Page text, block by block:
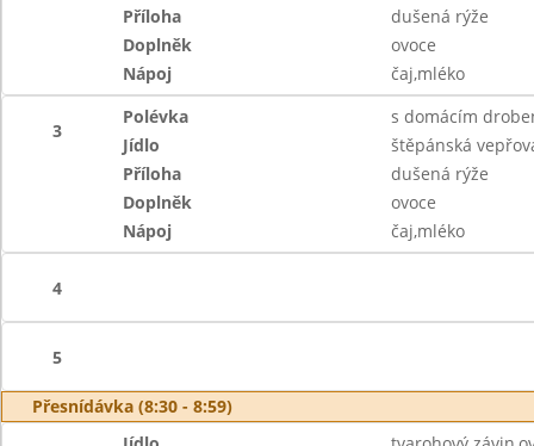
Příloha
dušená rýže
Doplněk
ovoce
Nápoj
čaj,mléko
3
Polévka
s domácím
Jídlo
štěpánská
Příloha
dušená rýže
Doplněk
ovoce
Nápoj
čaj,mléko
4
5
Přesnídávka (8:30 - 8:59)